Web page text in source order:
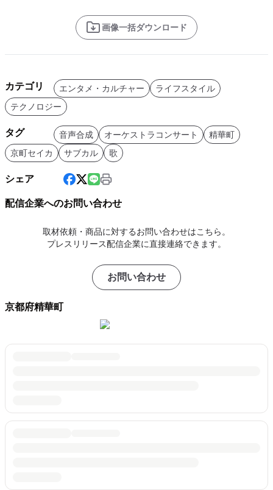
画像一括ダウンロード
カテゴリ エンタメ・カルチャー
ライフスタイル
テクノロジー
タグ 音声合成 オーケストラコンサート
精華町
京町セイカ
サブカル 歌
シェア
配信企業へのお問い合わせ
取材依頼・商品に対するお問い合わせはこちら。
プレスリリース配信企業に直接連絡できます。
お問い合わせ
京都府精華町